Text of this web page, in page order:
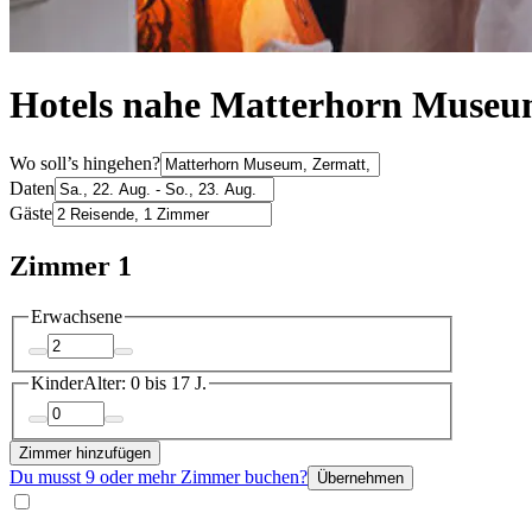
Hotels nahe Matterhorn
Wo soll’s hingehen?
Daten
Gäste
Zimmer 1
Erwachsene
KinderAlter: 0 bis 17 J.
Zimmer hinzufügen
Du musst 9 oder mehr Zimmer buchen? Übernehmen